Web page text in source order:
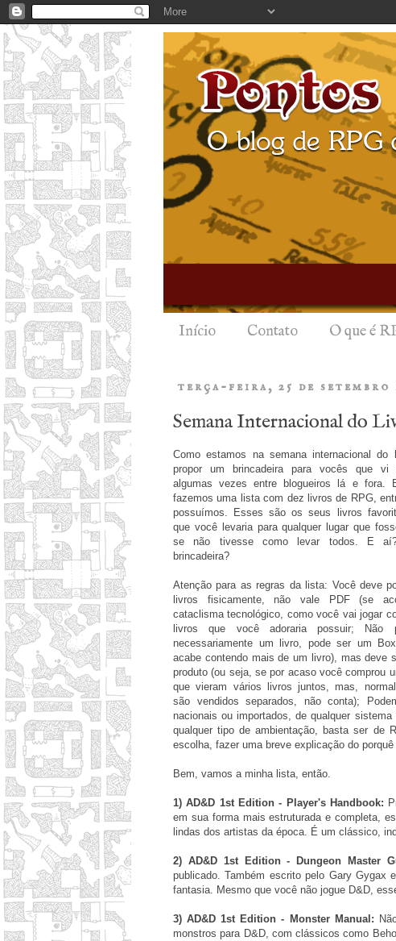
Início Contato O que é
terça-feira, 25 de setembro
Semana Internacional do
Como estamos na semana internacional do
propor um brincadeira para vocês que vi
algumas vezes entre blogueiros lá e fora.
fazemos uma lista com dez livros de RPG,
possuímos. Esses são os seus livros
que você levaria para qualquer lugar que
se não tivesse como levar todos. E
brincadeira?
Atenção para as regras da lista: Você deve
livros fisicamente, não vale PDF (se
cataclisma tecnológico, como você vai jogar
livros que você adoraria possuir; Não
necessariamente um livro, pode ser um
acabe contendo mais de um livro), mas deve
produto (ou seja, se por acaso você comprou
que vieram vários livros juntos, mas,
são vendidos separados, não conta);
nacionais ou importados, de qualquer sistema
qualquer tipo de ambientação, basta ser de
escolha, fazer uma breve explicação do
Bem, vamos a minha lista, então.
1) AD&D 1st Edition - Player's Handbook:
em sua forma mais estruturada e completa,
lindas dos artistas da época. É um clássico,
2) AD&D 1st Edition - Dungeon Master
publicado. Também escrito pelo Gary Gygax
fantasia. Mesmo que você não jogue D&D,
3) AD&D 1st Edition - Monster Manual:
monstros para D&D, com clássicos como